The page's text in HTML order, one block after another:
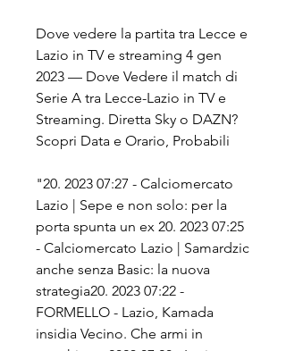
Dove vedere la partita tra Lecce e
Lazio in TV e streaming 4 gen
2023 — Dove Vedere il match di
Serie A tra Lecce-Lazio in TV e
Streaming. Diretta Sky o DAZN?
Scopri Data e Orario, Probabili
"20. 2023 07:27 - Calciomercato
Lazio | Sepe e non solo: per la
porta spunta un ex 20. 2023 07:25
- Calciomercato Lazio | Samardzic
anche senza Basic: la nuova
strategia20. 2023 07:22 -
FORMELLO - Lazio, Kamada
insidia Vecino. Che armi in